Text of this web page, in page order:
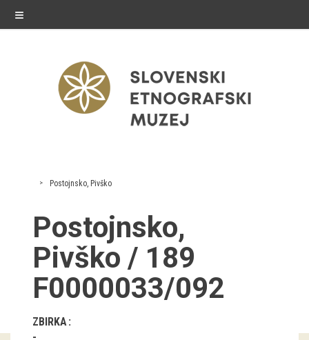
≡
razstave
Stalne razstave
Občasne razstave
Gostovanja
E-razstave
Virtualni sprehodi
Postojnsko, Pivško
Postojnsko,
Pivško / 189
F0000033/092
ZBIRKA